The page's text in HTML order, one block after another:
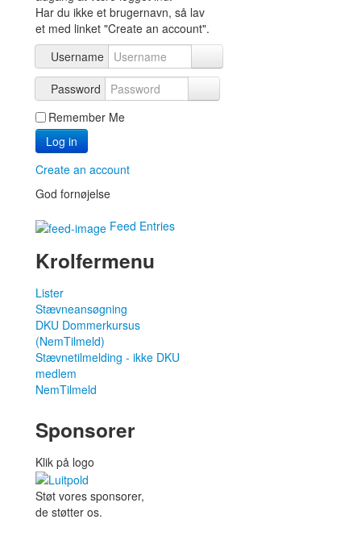
Har du ikke et brugernavn, så lav
et med linket "Create an account".
Username
Password
Remember Me
Log in
Create an account
God fornøjelse
Feed Entries
Krolfermenu
Lister
Stævneansøgning
DKU Dommerkursus
(NemTilmeld)
Stævnetilmelding - ikke DKU
medlem
NemTilmeld
Sponsorer
Klik på logo
Støt vores sponsorer,
de støtter os.